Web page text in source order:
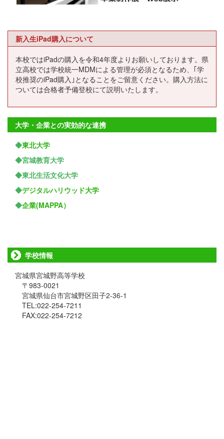
新入生iPad購入について
本校ではiPadの購入を令和4年度よりお願いしております。県
立高校では学校統一MDMによる管理が必須となるため、｢学
校推奨のiPad購入｣となることをご留意ください。購入方法に
ついては合格者予備登校にて説明いたします。
大学・企業との実効的な連携
◆東北大学
◆宮城教育大学
◆東北生活文化大学
◆デジタルハリウッド大学
◆企業(MAPPA）
学校情報
宮城県宮城野高等学校
〒983-0021
宮城県仙台市宮城野区田子2-36-1
TEL:022-254-7211
FAX:022-254-7212